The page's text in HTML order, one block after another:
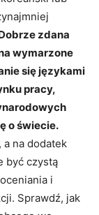
zdana
wymarzone
się językami
pracy,
o świecie.
na dodatek
być czystą
i
Sprawdź, jak